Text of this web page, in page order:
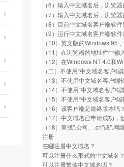
（6）输入中文域名后，浏览
（7）输入中文域名后，浏览
（8）目前中文域名客户端软
（9）运行中文域名客户端软
（10）英文版的Windows 95
（11）在浏览器的地址栏中
（12）在Windows NT 4.0和
（二）不使用“中文域名客户
（13）不使用中文域名客户
（14）不使用“中文域名客户
（15）不使用“中文域名客户
（16）该客户端是最终版本吗
（17）中文域名已申请成功
（18）查找".公司、.cn"或".网
注册
在哪注册中文域名？
可以注册什么形式的中文域名
可以注册繁体中文域名吗？